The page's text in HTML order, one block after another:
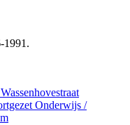
1991.
Onderwijs /